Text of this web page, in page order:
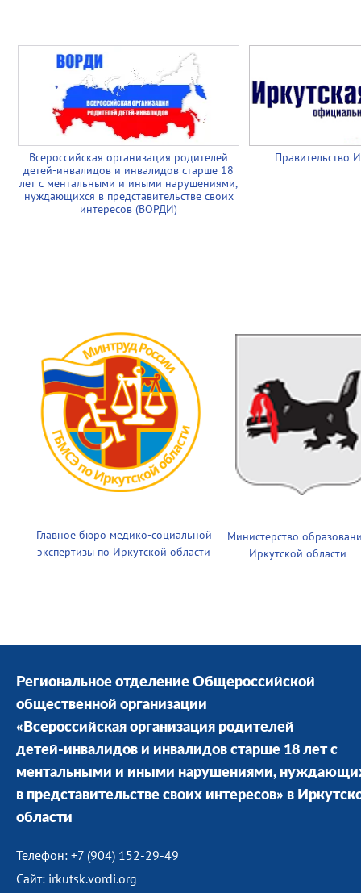
Всероссийская организация родителей
детей-инвалидов и инвалидов старше 18
лет с ментальными и иными нарушениями,
нуждающихся в представительстве своих
интересов (ВОРДИ)
Правительство
Главное бюро медико-социальной
экспертизы по Иркутской области
Министерство
Иркутской области
Региональное отделение Общероссийской
общественной организации
«Всероссийская организация родителей
детей-инвалидов и инвалидов старше 18 лет с
ментальными и иными нарушениями,
в представительстве своих интересов» в
области
Телефон: +7 (904) 152-29-49
Сайт: irkutsk.vordi.org